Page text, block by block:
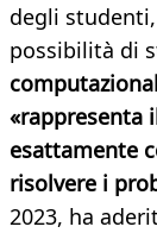
degli
possibilità di
«rappresenta
esattamente
risolvere i
2023, ha